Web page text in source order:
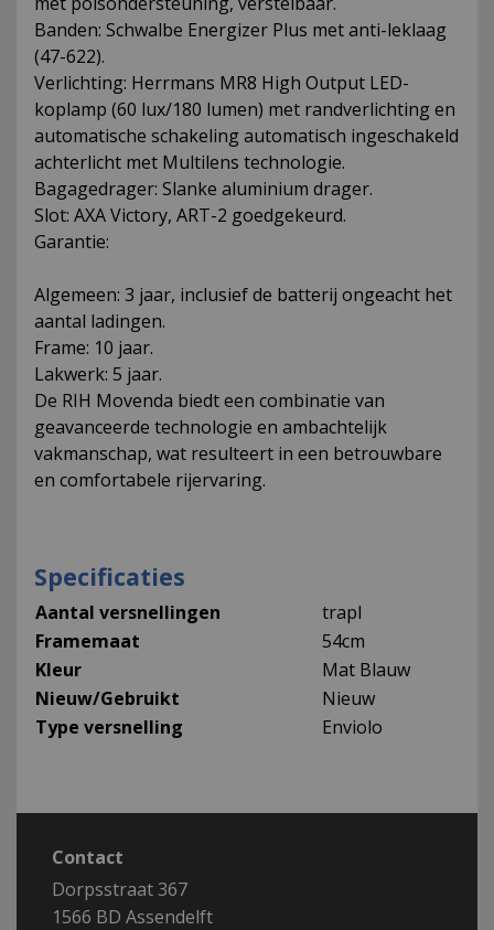
Banden: Schwalbe Energizer Plus met anti-leklaag
(47-622).
Verlichting: Herrmans MR8 High Output LED-
koplamp (60 lux/180 lumen) met randverlichting en
automatische schakeling automatisch ingeschakeld
achterlicht met Multilens technologie.
Bagagedrager: Slanke aluminium drager.
Slot: AXA Victory, ART-2 goedgekeurd.
Garantie:
Algemeen: 3 jaar, inclusief de batterij ongeacht het
aantal ladingen.
Frame: 10 jaar.
Lakwerk: 5 jaar.
De RIH Movenda biedt een combinatie van
geavanceerde technologie en ambachtelijk
vakmanschap, wat resulteert in een betrouwbare
en comfortabele rijervaring.
Specificaties
Aantal versnellingen
trapl
Framemaat
54cm
Kleur
Mat Blauw
Nieuw/Gebruikt
Nieuw
Type versnelling
Enviolo
Contact
Dorpsstraat 367
1566 BD Assendelft